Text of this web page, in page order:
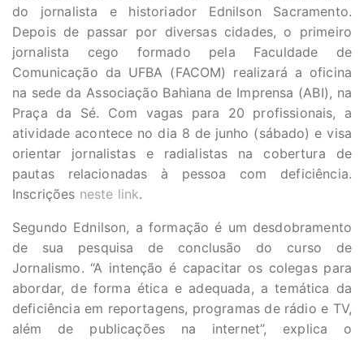
do jornalista e historiador Ednilson Sacramento.
Depois de passar por diversas cidades, o primeiro
jornalista cego formado pela Faculdade de
Comunicação da UFBA (FACOM) realizará a oficina
na sede da Associação Bahiana de Imprensa (ABI), na
Praça da Sé. Com vagas para 20 profissionais, a
atividade acontece no dia 8 de junho (sábado) e visa
orientar jornalistas e radialistas na cobertura de
pautas relacionadas à pessoa com deficiência.
Inscrições neste link.
Segundo Ednilson, a formação é um desdobramento
de sua pesquisa de conclusão do curso de
Jornalismo. “A intenção é capacitar os colegas para
abordar, de forma ética e adequada, a temática da
deficiência em reportagens, programas de rádio e TV,
além de publicações na internet”, explica o